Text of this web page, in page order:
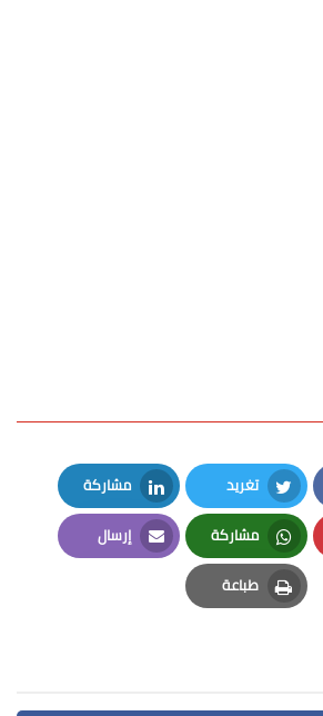
تغريد
Twitter
مشاركة
LinkedIn
مشاركة
Whatsapp
إرسال
Email
طباعة
Print